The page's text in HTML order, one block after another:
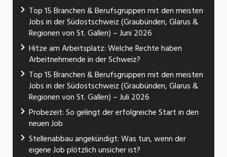
Top 15 Branchen & Berufsgruppen mit den meisten
Jobs in der Südostschweiz (Graubünden, Glarus &
Regionen von St. Gallen) – Juni 2026
Hitze am Arbeitsplatz: Welche Rechte haben
Arbeitnehmende in der Schweiz?
Top 15 Branchen & Berufsgruppen mit den meisten
Jobs in der Südostschweiz (Graubünden, Glarus &
Regionen von St. Gallen) – Juli 2026
Probezeit: So gelingt der erfolgreiche Start in den
neuen Job
Stellenabbau angekündigt: Was tun, wenn der
eigene Job plötzlich unsicher ist?